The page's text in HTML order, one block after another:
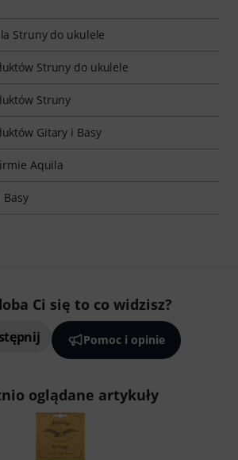
Struny do ukulele
Struny do ukulele
Struny
Gitary i Basy
Aquila
Ci się to co widzisz?
Pomoc i opinie
oglądane artykuły